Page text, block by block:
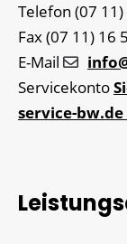
Telefon (07
Fax(07 11) 16
E-Mail
Servicekonto
service-bw.de